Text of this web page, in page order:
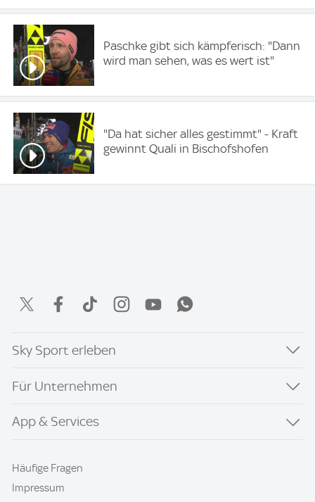
Paschke gibt sich kämpferisch: "Dann
wird man sehen, was es wert ist"
"Da hat sicher alles gestimmt" - Kraft
gewinnt Quali in Bischofshofen
Sky Sport erleben
Für Unternehmen
App & Services
Häufige Fragen
Impressum